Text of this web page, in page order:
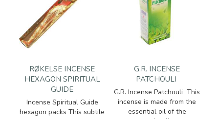
RØKELSE INCENSE
HEXAGON SPIRITUAL
GUIDE
Incense Spiritual Guide
hexagon packs This subtile
G.R. INCENSE
PATCHOULI
G.R. Incense Patchouli This
incense is made from the
essential oil of the